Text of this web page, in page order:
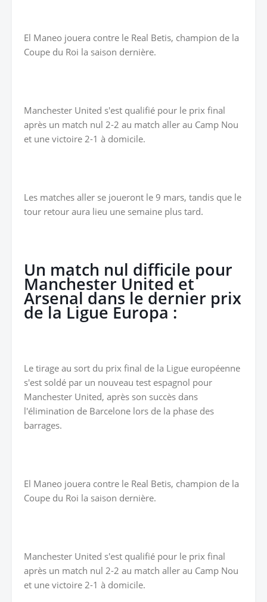
El Maneo jouera contre le Real Betis, champion de la
Coupe du Roi la saison dernière.
Manchester United s'est qualifié pour le prix final
après un match nul 2-2 au match aller au Camp Nou
et une victoire 2-1 à domicile.
Les matches aller se joueront le 9 mars, tandis que le
tour retour aura lieu une semaine plus tard.
Un match nul difficile pour
Manchester United et
Arsenal dans le dernier prix
de la Ligue Europa :
Le tirage au sort du prix final de la Ligue européenne
s'est soldé par un nouveau test espagnol pour
Manchester United, après son succès dans
l'élimination de Barcelone lors de la phase des
barrages.
El Maneo jouera contre le Real Betis, champion de la
Coupe du Roi la saison dernière.
Manchester United s'est qualifié pour le prix final
après un match nul 2-2 au match aller au Camp Nou
et une victoire 2-1 à domicile.